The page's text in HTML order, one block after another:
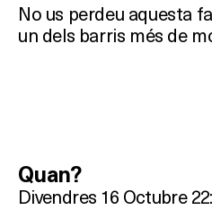
No us perdeu aquesta
un dels barris més de
Quan?
Divendres 16 Octubre